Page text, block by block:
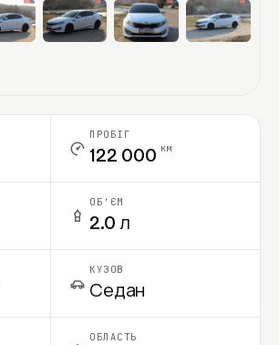
ПРОБІГ
122 000 км
ОБ'ЄМ
2.0 л
КУЗОВ
Седан
ОБЛАСТЬ